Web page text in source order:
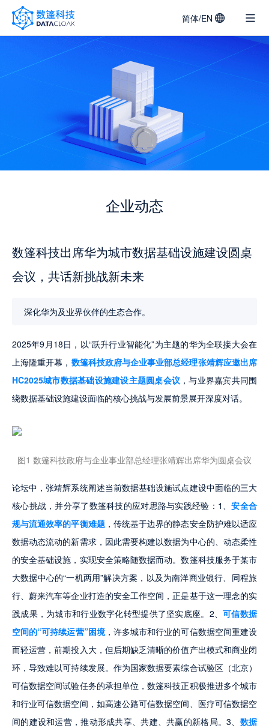
DATACLOAK
LOGO
简体/EN
企业动态
数篷科技出席华为城市数据基础设施建设圆桌
会议，共话新挑战新未来
深化华为及业界伙伴的生态合作。
2025年9月18日，以“跃升行业智能化”为主题的华为全联接大会在
上海隆重开幕， 数篷科技政府与企业事业部总经理张靖辉应邀出席
HC2025城市数据基础设施建设主题圆桌会议 ，与业界嘉宾共同围
绕数据基础设施建设面临的核心挑战与发展前景展开深度对话。
图1 数篷科技政府与企业事业部总经理张靖辉出席华为圆桌会议
论坛中，张靖辉系统阐述当前数据基础设施试点建设中面临的三大
核心挑战，并分享了数篷科技的应对思路与实践经验：1、安全合
规与流通效率的平衡难题，传统基于边界的静态安全防护难以适应
数据动态流动的新需求，因此需要构建以数据为中心的、动态柔性
的安全基础设施，实现安全策略随数据而动。数篷科技服务于某市
大数据中心的“一机两用”解决方案，以及为南洋商业银行、同程旅
行、蔚来汽车等企业打造的安全工作空间，正是基于这一理念的实
践成果，为城市和行业数字化转型提供了坚实底座。2、可信数据
空间的“可持续运营”困境，许多城市和行业的可信数据空间重建设
而轻运营，前期投入大，但后期缺乏清晰的价值产出模式和商业闭
环，导致难以可持续发展。作为国家数据要素综合试验区（北京）
可信数据空间试验任务的承担单位，数篷科技正积极推进多个城市
和行业可信数据空间，如高速公路可信数据空间、医疗可信数据空
间的建设和运营，推动形成共享、共建、共赢的新格局。3、 数据